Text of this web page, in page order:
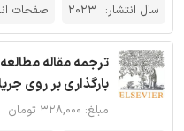
سال انتشار: 2023 صفحات
ترجمه مقاله
بارگذاری بر روی
مبلغ: ۳۲۸,۰۰۰ تومان